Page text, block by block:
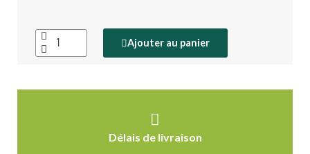
Ajouter au panier
Délais de livraison